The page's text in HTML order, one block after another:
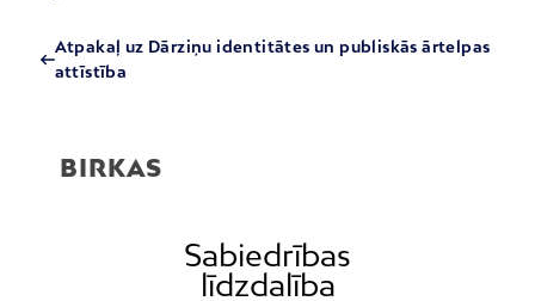
Atpakaļ uz Dārziņu identitātes un publiskās ārtelpas
attīstība
BIRKAS
Sabiedrības
līdzdalība